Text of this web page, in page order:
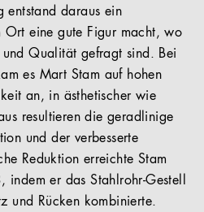
entstand daraus ein
Ort eine gute Figur macht, wo
und Qualität gefragt sind. Bei
es Mart Stam auf hohen
an, in ästhetischer wie
resultieren die geradlinige
und der verbesserte
Reduktion erreichte Stam
indem er das Stahlrohr-Gestell
und Rücken kombinierte.